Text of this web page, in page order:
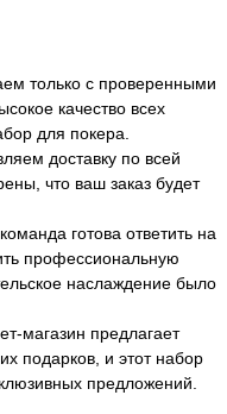
только с проверенными
качество всех
для покера.
доставку по всей
что ваш заказ будет
готова ответить на
профессиональную
наслаждение было
магазин предлагает
подарков, и этот набор
предложений.